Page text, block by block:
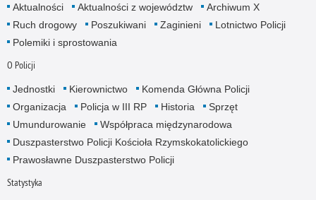
Aktualności Aktualności z województw
Archiwum X
Ruch drogowy
Poszukiwani Zaginieni
Lotnictwo Policji
Polemiki i sprostowania
O Policji
Jednostki Kierownictwo
Komenda Główna Policji
Organizacja
Policja w III RP Historia
Sprzęt
Umundurowanie
Współpraca międzynarodowa
Duszpasterstwo Policji Kościoła Rzymskokatolickiego
Prawosławne Duszpasterstwo Policji
Statystyka